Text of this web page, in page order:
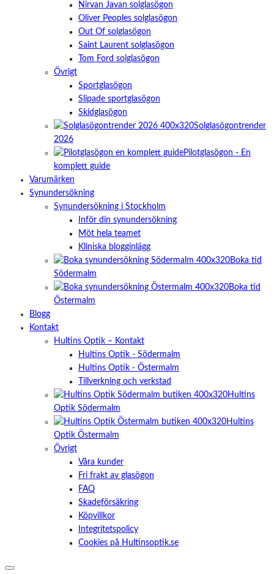
Nirvan Javan solglasögon
Oliver Peoples solglasögon
Out Of solglasögon
Saint Laurent solglasögon
Tom Ford solglasögon
Övrigt
Sportglasögon
Slipade sportglasögon
Skidglasögon
Solglasögontrender
2026
Pilotglasögon - En
komplett guide
Varumärken
Synundersökning
Synundersökning i Stockholm
Inför din synundersökning
Möt hela teamet
Kliniska blogginlägg
Boka tid
Södermalm
Boka tid
Östermalm
Blogg
Kontakt
Hultins Optik – Kontakt
Hultins Optik - Södermalm
Hultins Optik - Östermalm
Tillverkning och verkstad
Hultins
Optik Södermalm
Hultins
Optik Östermalm
Övrigt
Våra kunder
Fri frakt av glasögon
FAQ
Skadeförsäkring
Köpvillkor
Integritetspolicy
Cookies på Hultinsoptik.se